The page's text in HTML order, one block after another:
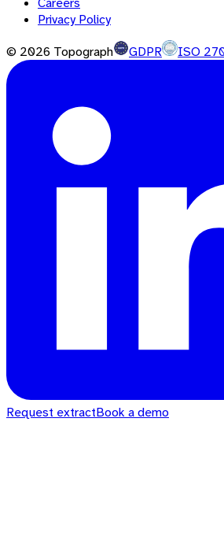
Privacy Policy
© 2026 Topograph GDPR ISO
Request extractBook a demo